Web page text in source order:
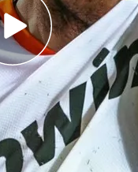
en el Villarreal ,
la entidad
campañas. A sus
"No lo he
bien. Pero ahora
precipitadas,